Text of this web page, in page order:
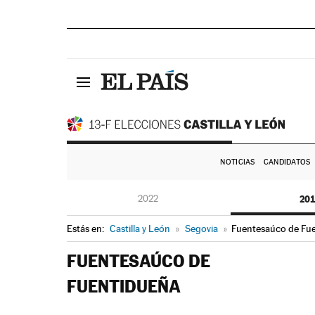
NOTICIAS CANDIDATOS
2022
Estás en: Castilla y León » Segovia » Fuentesaúco de
FUENTESAÚCO DE
FUENTIDUEÑA